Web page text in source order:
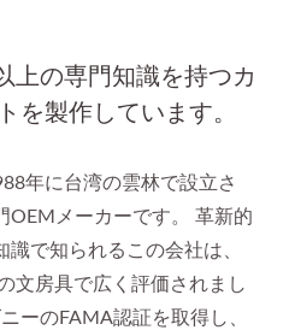
上の専門知識を持つカ
を製作しています。
年に台湾の雲林で設立さ
OEMメーカーです。 革新的
で知られるこの会社は、
文房具で広く評価されまし
ーのFAMA認証を取得し、